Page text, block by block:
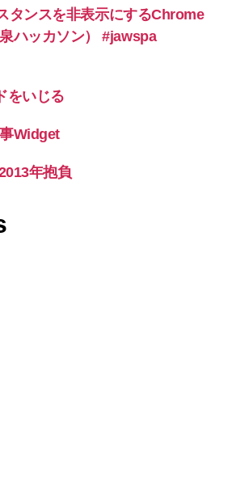
タンスを非表示にするChrome
ハッカソン） #jawspa
をいじる
Widget
年抱負